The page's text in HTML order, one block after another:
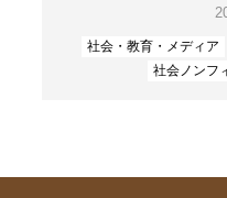
社会・教育・メディア
社会ノンフ